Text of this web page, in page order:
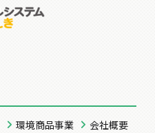
環境商品事業 会社概要